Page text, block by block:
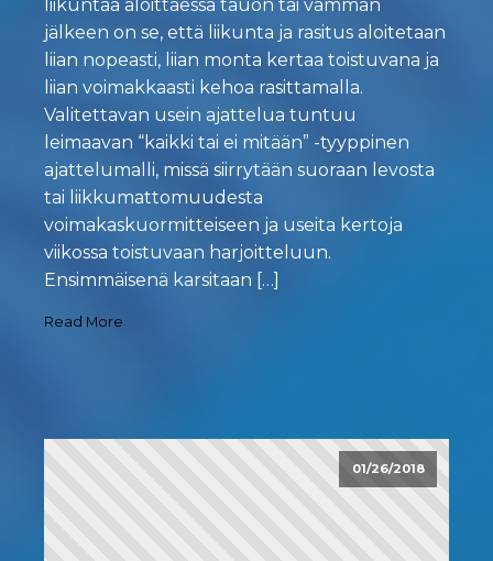
liikuntaa aloittaessa tauon tai vamman
jälkeen on se, että liikunta ja rasitus aloitetaan
liian nopeasti, liian monta kertaa toistuvana ja
liian voimakkaasti kehoa rasittamalla.
Valitettavan usein ajattelua tuntuu
leimaavan “kaikki tai ei mitään” -tyyppinen
ajattelumalli, missä siirrytään suoraan levosta
tai liikkumattomuudesta
voimakaskuormitteiseen ja useita kertoja
viikossa toistuvaan harjoitteluun.
Ensimmäisenä karsitaan […]
Read More
01/26/2018